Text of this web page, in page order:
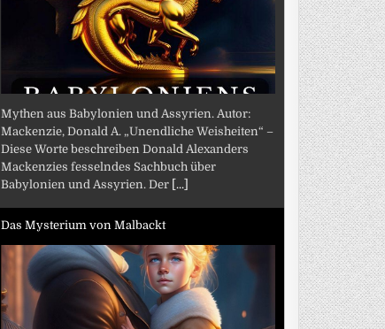
Mythen aus Babylonien und Assyrien. Autor:
Mackenzie, Donald A. „Unendliche Weisheiten“ –
Diese Worte beschreiben Donald Alexanders
Mackenzies fesselndes Sachbuch über
Babylonien und Assyrien. Der [...]
Das Mysterium von Malbackt